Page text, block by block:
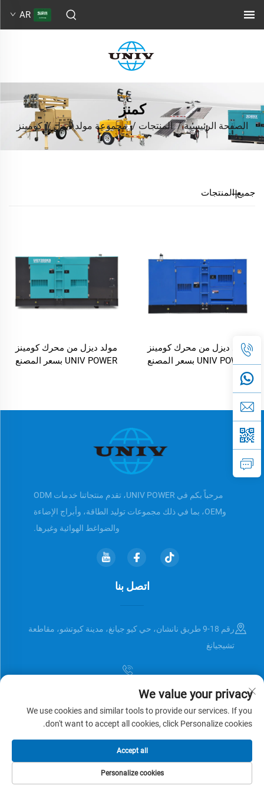
AR
كمنز
الصفحة الرئيسية/المنتجات /مجموعة مولد ديزل/كومينز
جميع المنتجات
مولد ديزل من محرك كومينز
UNIV POWER بسعر المصنع
مولد ديزل من محرك كومينز
UNIV POWER بسعر المصنع
مرحباً بكم في UNIV POWER، تقدم منتجاتنا خدمات ODM
وOEM، بما في ذلك مجموعات توليد الطاقة، وأبراج الإضاءة
والضواغط الهوائية وغيرها.
اتصل بنا
رقم 18-9 طريق نانشان، حي كيو جيانغ، مدينة كيوتشو، مقاطعة
تشيجيانغ
[email protected]
حقوق النشر © Zhejiang Universal Trading Co.,Ltd. جميع الحقوق محفوظة
سياسة الخصوصية
We value your privacy
We use cookies and similar tools to provide our services. If you
don't want to accept all cookies, click Personalize cookies.
Personalize cookies
Accept all